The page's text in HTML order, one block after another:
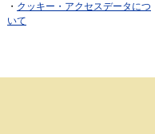
・ クッキー・アクセスデータにつ
いて